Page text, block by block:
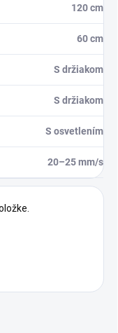
120 cm
60 cm
S držiakom
S držiakom
S osvetlením
20–25 mm/s